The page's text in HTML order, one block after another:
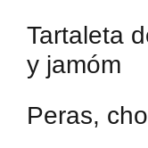
Tartaleta
y jamóm
Peras,